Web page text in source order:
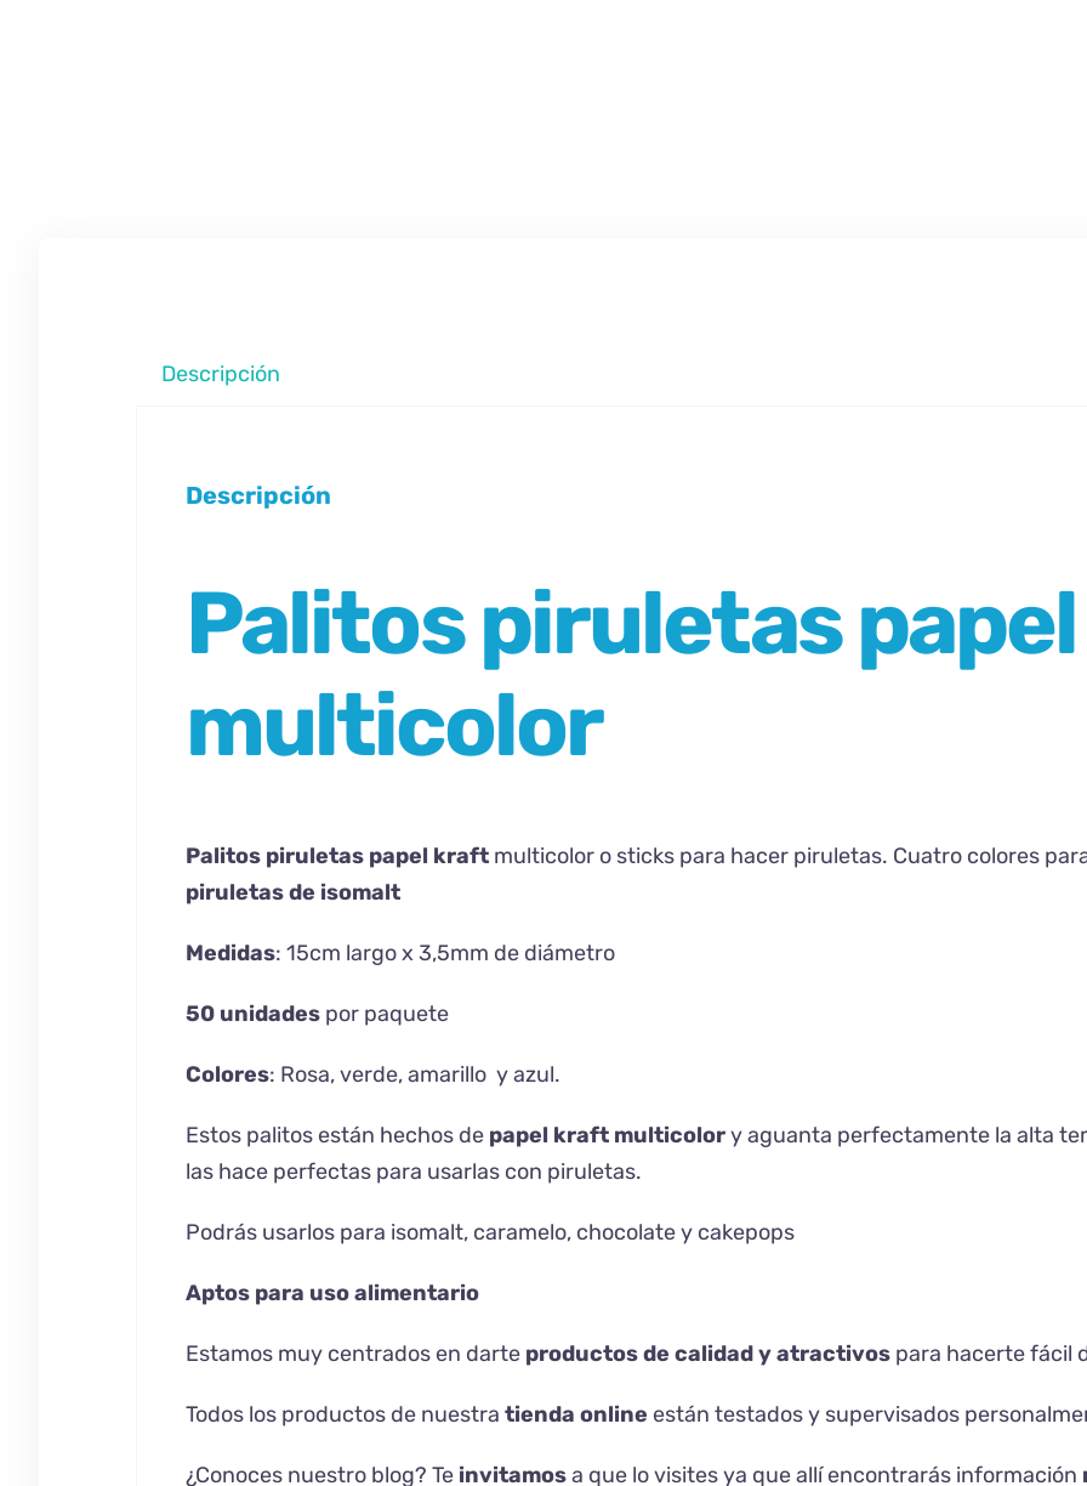
Descripción
Descripción
Palitos piruletas
multicolor
Palitos piruletas papel kraftmulticolor o sticks para hacer piruletas. Cuatro colores
piruletas de isomalt
Medidas: 15cm largo x 3,5mm de diámetro
50 unidadespor paquete
Colores: Rosa, verde, amarillo y azul.
Estos palitos están hechos de papel kraft multicolory aguanta perfectamente la alta
las hace perfectas para usarlas con piruletas.
Podrás usarlos para isomalt, caramelo, chocolate y cakepops
Aptos para uso alimentario
Estamos muy centrados en darteproductos de calidad y atractivospara hacerte fácil
Todos los productos de nuestra tienda online están testados y supervisados
¿Conoces nuestro blog? Te invitamosa que lo visites ya que allí encontrarás información